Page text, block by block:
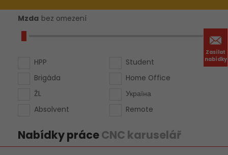
Zasílat
nabídky
Mzda bez omezení
HPP
Brigáda
ŽL
Absolvent
Student
Home Office
Україна
Remote
Nabídky práceCNC karuselář